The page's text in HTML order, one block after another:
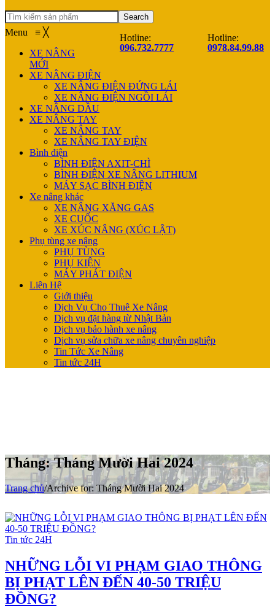
Search
Hotline:
096.732.7777
Hotline:
0978.84.99.88
Menu ≡ ╳
XE NÂNG
MỚI
XE NÂNG ĐIỆN
XE NÂNG ĐIỆN ĐỨNG LÁI
XE NÂNG ĐIỆN NGỒI LÁI
XE NÂNG DẦU
XE NÂNG TAY
XE NÂNG TAY
XE NÂNG TAY ĐIỆN
Bình điện
BÌNH ĐIỆN AXIT-CHÌ
BÌNH ĐIỆN XE NÂNG LITHIUM
MÁY SẠC BÌNH ĐIỆN
Xe nâng khác
XE NÂNG XĂNG GAS
XE CUỐC
XE XÚC NÂNG (XÚC LẬT)
Phụ tùng xe nâng
PHỤ TÙNG
PHỤ KIỆN
MÁY PHÁT ĐIỆN
Liên Hệ
Giới thiệu
Dịch Vụ Cho Thuê Xe Nâng
Dịch vụ đặt hàng từ Nhật Bản
Dịch vụ bảo hành xe nâng
Dịch vụ sửa chữa xe nâng chuyên nghiệp
Tin Tức Xe Nâng
Tin tức 24H
Tháng:Tháng Mười Hai 2024
Trang chủ/Archive for: Tháng Mười Hai 2024
Tin tức 24H
NHỮNG LỖI VI PHẠM GIAO THÔNG
BỊ PHẠT LÊN ĐẾN 40-50 TRIỆU
ĐỒNG?